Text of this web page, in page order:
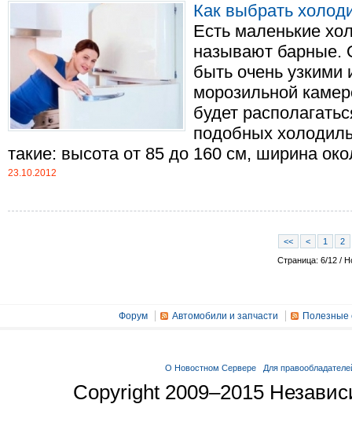
Как выбрать
Есть маленькие
называют барные.
быть очень
морозильной
будет
подобных
такие: высота от 85 до 160 см, ширина
23.10.2012
<< < 1
2
Страница: 6/12 /
Форум Автомобили и запчасти Полезные
О Новостном Сервере Для
Copyright 2009–2015